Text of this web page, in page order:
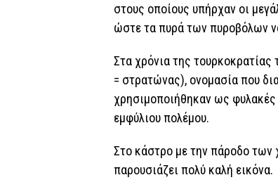
στους οποίους υπήρχαν οι
ώστε τα πυρά των πυροβόλων
Στα χρόνια της
= στρατώνας), ονομασία που
χρησιμοποιήθηκαν ως φυλακές
εμφύλιου πολέμου.
Στο κάστρο με την πάροδο των
παρουσιάζει πολύ καλή εικόνα.